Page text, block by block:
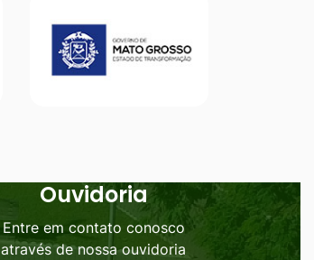
Ouvidoria
Entre em contato conosco
através de nossa ouvidoria